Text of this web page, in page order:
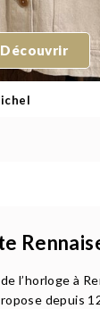
Découvrir
l’horloge à
depuis